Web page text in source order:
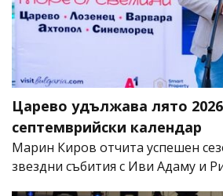
Царево удължава лято
септемврийски календар
Марин Киров отчита успешен
звездни събития с Иви Адаму и